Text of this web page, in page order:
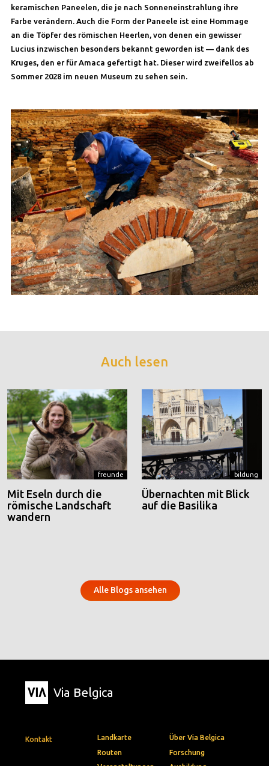
keramischen Paneelen, die je nach Sonneneinstrahlung ihre
Farbe verändern. Auch die Form der Paneele ist eine Hommage
an die Töpfer des römischen Heerlen, von denen ein gewisser
Lucius inzwischen besonders bekannt geworden ist — dank des
Kruges, den er für Amaca gefertigt hat. Dieser wird zweifellos ab
Sommer 2028 im neuen Museum zu sehen sein.
Auch lesen
freunde
Mit Eseln durch die
römische Landschaft
wandern
bildung
Übernachten mit Blick
auf die Basilika
Alle Blogs ansehen
Via Belgica
Kontakt
Landkarte
Routen
Über Via Belgica
Forschung